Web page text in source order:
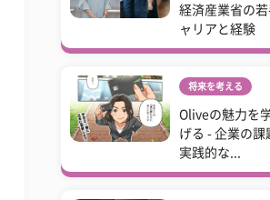
経済産業省の
ャリアと経験
将来を考える
Oliveの魅力を
げる - 企業の課
実践的な...